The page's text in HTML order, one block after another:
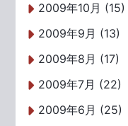
2009年10月 (15)
2009年9月 (13)
2009年8月 (17)
2009年7月 (22)
2009年6月 (25)